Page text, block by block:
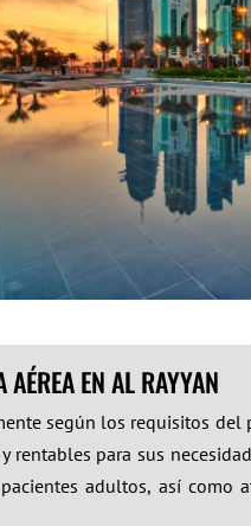
EN AL RAYYAN
según los requisitos
para sus
adultos, así como